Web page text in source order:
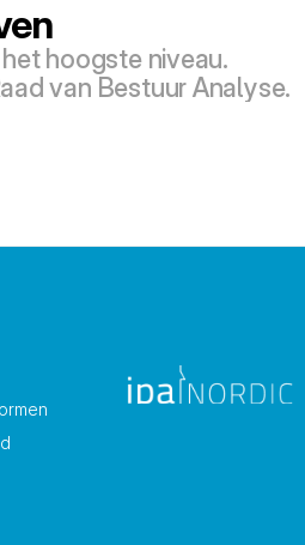
hoogste niveau.
van Bestuur Analyse.